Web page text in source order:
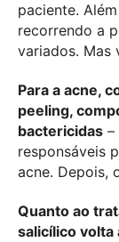
paciente.
recorrendo a
variados. Mas
Para a acne,
peeling,
bactericidas –
responsáveis
acne. Depois,
Quanto ao
salicílico volta